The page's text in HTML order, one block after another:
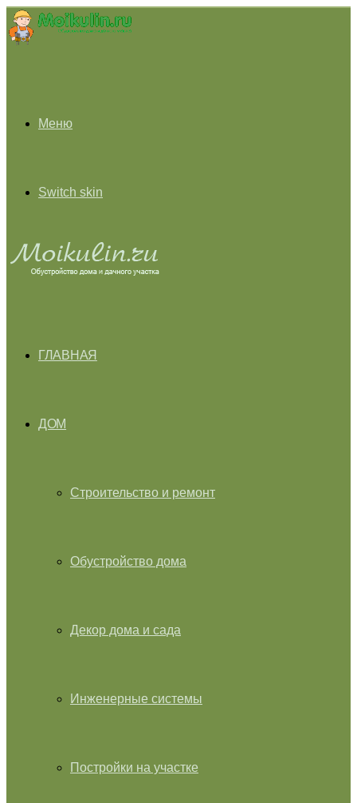
Меню
Switch skin
ГЛАВНАЯ
ДОМ
Строительство и ремонт
Обустройство дома
Декор дома и сада
Инженерные системы
Постройки на участке